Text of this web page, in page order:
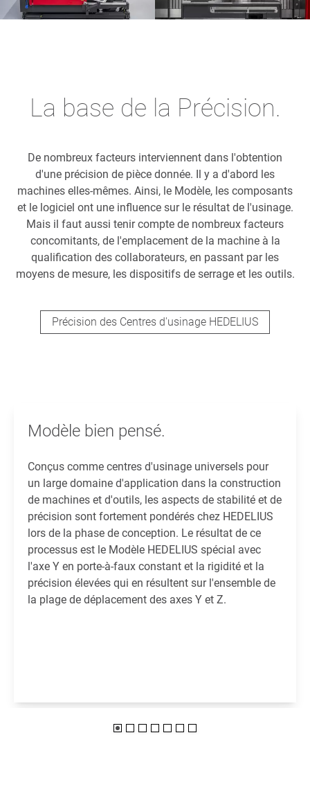
La base de la Précision.
De nombreux facteurs interviennent dans l'obtention
d'une précision de pièce donnée. Il y a d'abord les
machines elles-mêmes. Ainsi, le Modèle, les composants
et le logiciel ont une influence sur le résultat de l'usinage.
Mais il faut aussi tenir compte de nombreux facteurs
concomitants, de l'emplacement de la machine à la
qualification des collaborateurs, en passant par les
moyens de mesure, les dispositifs de serrage et les outils.
Précision des Centres d'usinage HEDELIUS
Modèle bien pensé.
Conçus comme centres d'usinage universels pour
un large domaine d'application dans la construction
de machines et d'outils, les aspects de stabilité et de
précision sont fortement pondérés chez HEDELIUS
lors de la phase de conception. Le résultat de ce
processus est le Modèle HEDELIUS spécial avec
l'axe Y en porte-à-faux constant et la rigidité et la
précision élevées qui en résultent sur l'ensemble de
la plage de déplacement des axes Y et Z.